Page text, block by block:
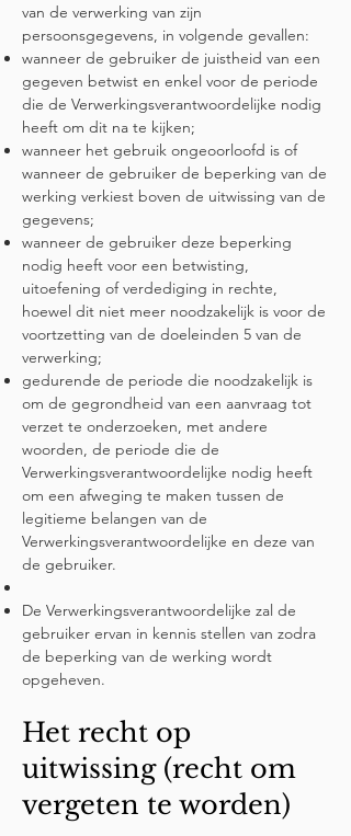
van de verwerking van zijn
persoonsgegevens, in volgende gevallen:
wanneer de gebruiker de juistheid van een
gegeven betwist en enkel voor de periode
die de Verwerkingsverantwoordelijke nodig
heeft om dit na te kijken;
wanneer het gebruik ongeoorloofd is of
wanneer de gebruiker de beperking van de
werking verkiest boven de uitwissing van de
gegevens;
wanneer de gebruiker deze beperking
nodig heeft voor een betwisting,
uitoefening of verdediging in rechte,
hoewel dit niet meer noodzakelijk is voor de
voortzetting van de doeleinden 5 van de
verwerking;
gedurende de periode die noodzakelijk is
om de gegrondheid van een aanvraag tot
verzet te onderzoeken, met andere
woorden, de periode die de
Verwerkingsverantwoordelijke nodig heeft
om een afweging te maken tussen de
legitieme belangen van de
Verwerkingsverantwoordelijke en deze van
de gebruiker.
De Verwerkingsverantwoordelijke zal de
gebruiker ervan in kennis stellen van zodra
de beperking van de werking wordt
opgeheven.
Het recht op
uitwissing (recht om
vergeten te worden)